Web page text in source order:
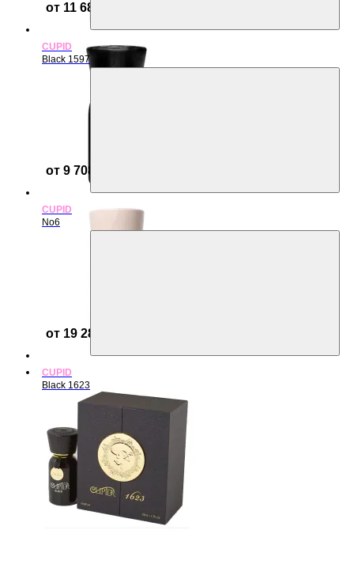
от 11 682 ₽
CUPID
Black 1597
от 9 708 ₽
CUPID
No6
от 19 284 ₽
CUPID
Black 1623